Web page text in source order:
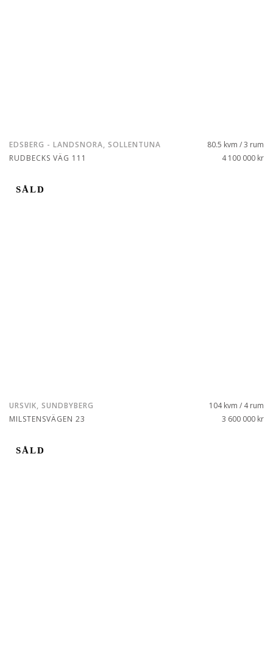
EDSBERG - LANDSNORA, SOLLENTUNA
RUDBECKS VÄG 111
80.5 kvm / 3 rum
4 100 000 kr
SÅLD
URSVIK, SUNDBYBERG
MILSTENSVÄGEN 23
104 kvm / 4 rum
3 600 000 kr
SÅLD